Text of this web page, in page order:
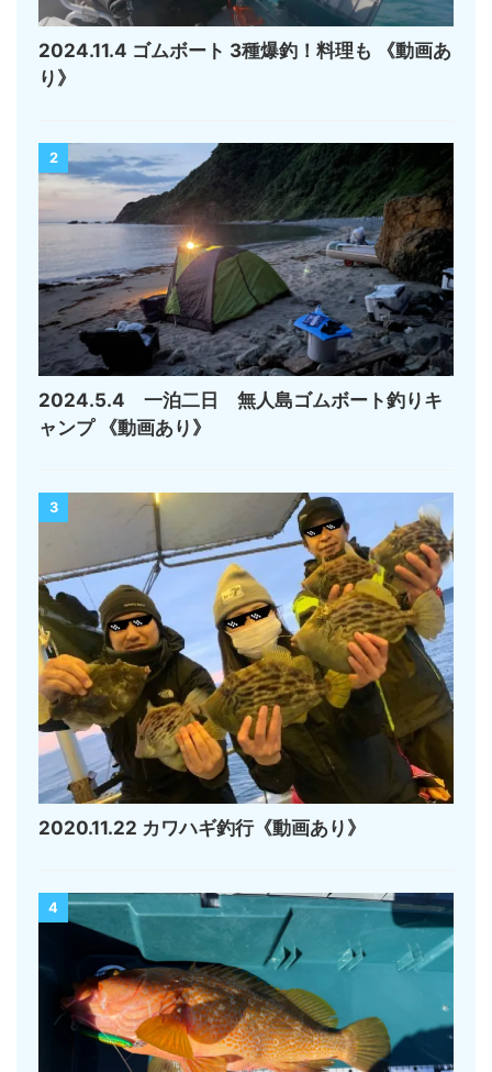
2024.11.4 ゴムボート 3種爆釣！料理も 《動画あ
り》
2
2024.5.4 一泊二日 無人島ゴムボート釣りキ
ャンプ 《動画あり》
3
2020.11.22 カワハギ釣行《動画あり》
4